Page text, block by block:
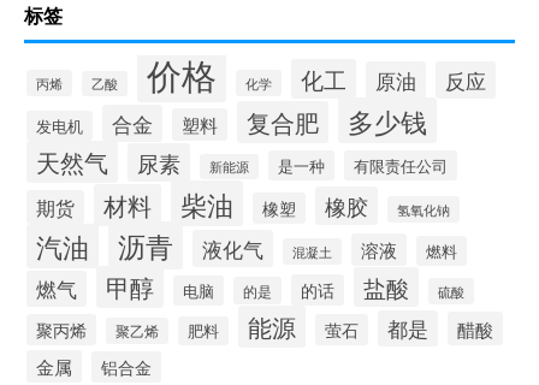
标签
丙烯 乙酸 价格 化学 化工 原油 反应
发电机 合金 塑料 复合肥 多少钱
天然气 尿素 新能源 是一种 有限责任公司
期货 材料 柴油 橡塑 橡胶 氢氧化钠
汽油 沥青 液化气 混凝土 溶液 燃料
燃气 甲醇 电脑 的是 的话 盐酸 硫酸
聚丙烯 聚乙烯 肥料 能源 萤石 都是 醋酸
金属 铝合金